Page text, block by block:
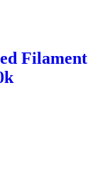
Filament